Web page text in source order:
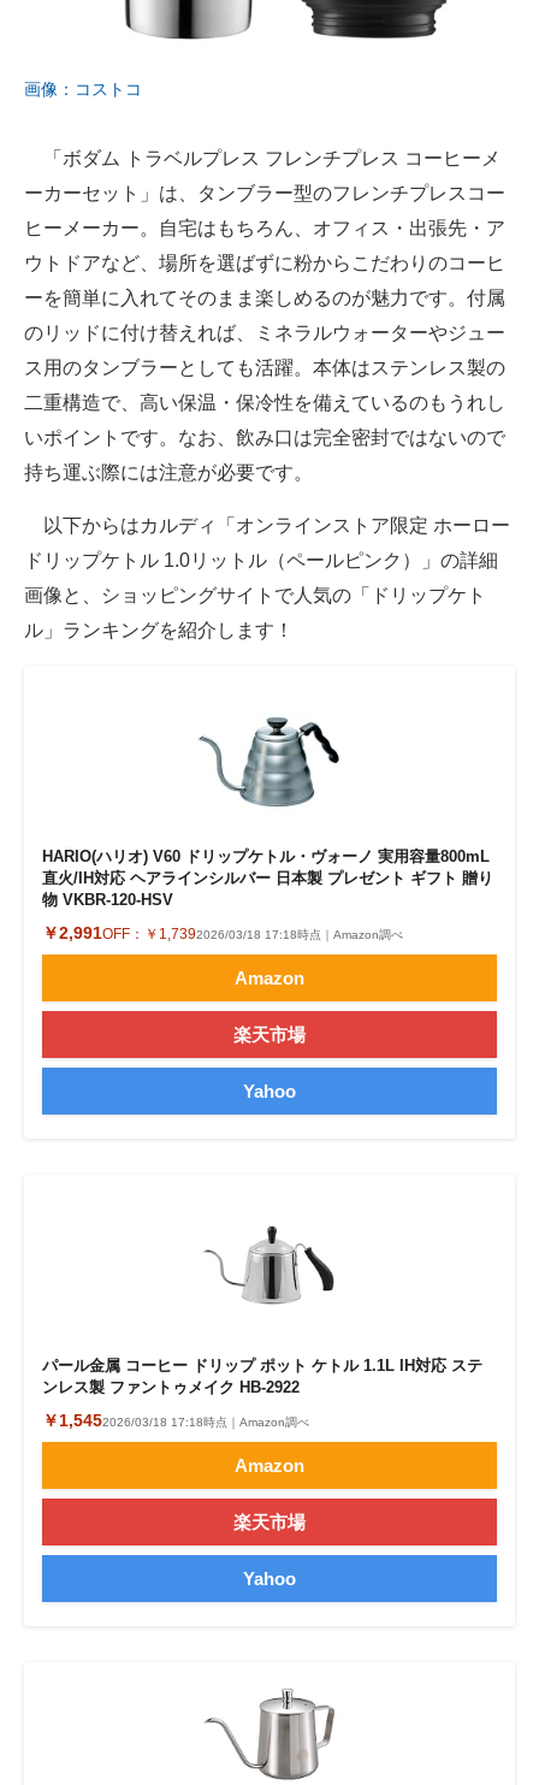
画像：コストコ
「ボダム トラベルプレス フレンチプレス コーヒーメ
ーカーセット」は、タンブラー型のフレンチプレスコー
ヒーメーカー。自宅はもちろん、オフィス・出張先・ア
ウトドアなど、場所を選ばずに粉からこだわりのコーヒ
ーを簡単に入れてそのまま楽しめるのが魅力です。付属
のリッドに付け替えれば、ミネラルウォーターやジュー
ス用のタンブラーとしても活躍。本体はステンレス製の
二重構造で、高い保温・保冷性を備えているのもうれし
いポイントです。なお、飲み口は完全密封ではないので
持ち運ぶ際には注意が必要です。
以下からはカルディ「オンラインストア限定 ホーロー
ドリップケトル 1.0リットル（ペールピンク）」の詳細
画像と、ショッピングサイトで人気の「ドリップケト
ル」ランキングを紹介します！
HARIO(ハリオ) V60 ドリップケトル・ヴォーノ 実用容量800mL
直火/IH対応 ヘアラインシルバー 日本製 プレゼント ギフト 贈り
物 VKBR-120-HSV
￥2,991OFF： ￥1,7392026/03/18 17:18時点｜Amazon調べ
Amazon
楽天市場
Yahoo
パール金属 コーヒー ドリップ ポット ケトル 1.1L IH対応 ステ
ンレス製 ファントゥメイク HB-2922
￥1,5452026/03/18 17:18時点｜Amazon調べ
Amazon
楽天市場
Yahoo